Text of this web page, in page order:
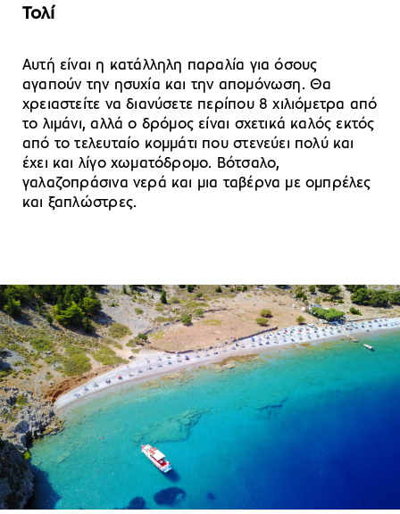
Τολί
Αυτή είναι η κατάλληλη παραλία για όσους
αγαπούν την ησυχία και την απομόνωση. Θα
χρειαστείτε να διανύσετε περίπου 8 χιλιόμετρα από
το λιμάνι, αλλά ο δρόμος είναι σχετικά καλός εκτός
από το τελευταίο κομμάτι που στενεύει πολύ και
έχει και λίγο χωματόδρομο. Βότσαλο,
γαλαζοπράσινα νερά και μια ταβέρνα με ομπρέλες
και ξαπλώστρες.